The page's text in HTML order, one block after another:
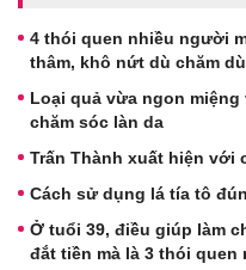
4 thói quen nhiều người
thâm, khô nứt dù chăm
Loại quả vừa ngon
chăm sóc làn da
Trấn Thành xuất hiện với
Cách sử dụng lá tía tô
Ở tuổi 39, điều giúp làm
đắt tiền mà là 3 thói quen